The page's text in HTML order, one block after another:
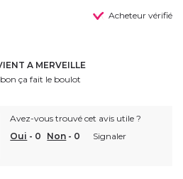
Acheteur vérifié
A MERVEILLE
ça fait le boulot
Avez-vous trouvé cet avis utile ?
Oui - 0 Non - 0 Signaler